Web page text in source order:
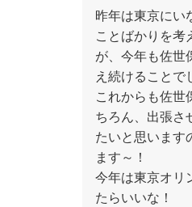
昨年は東京にい
ことばかりを考
が、今年も佐世
え続けることで
これからも佐世
ちろん、出張さ
たいと思います
ます～！
今年は東京オリ
たらいいな！